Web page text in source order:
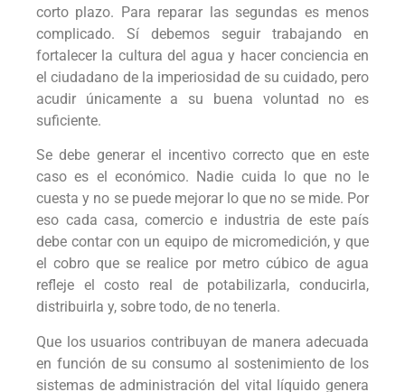
corto plazo. Para reparar las segundas es menos
complicado. Sí debemos seguir trabajando en
fortalecer la cultura del agua y hacer conciencia en
el ciudadano de la imperiosidad de su cuidado, pero
acudir únicamente a su buena voluntad no es
suficiente.
Se debe generar el incentivo correcto que en este
caso es el económico. Nadie cuida lo que no le
cuesta y no se puede mejorar lo que no se mide. Por
eso cada casa, comercio e industria de este país
debe contar con un equipo de micromedición, y que
el cobro que se realice por metro cúbico de agua
refleje el costo real de potabilizarla, conducirla,
distribuirla y, sobre todo, de no tenerla.
Que los usuarios contribuyan de manera adecuada
en función de su consumo al sostenimiento de los
sistemas de administración del vital líquido genera